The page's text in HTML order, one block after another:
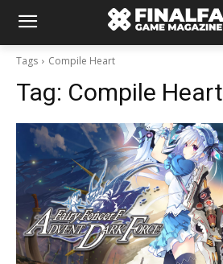
Tags Compile Heart
Tag: Compile Heart